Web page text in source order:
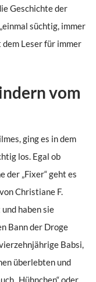
Geschichte der
süchtig, immer
dem Leser für immer
vom
ging es in dem
los. Egal ob
der „Fixer“ geht es
Christiane F.
haben sie
Bann der Droge
Babsi,
überlebten und
„Hühnchen“ oder